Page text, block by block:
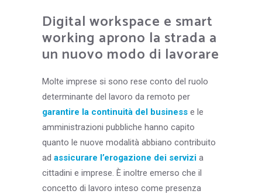
Digital workspace e smart
working aprono la strada a
un nuovo modo di lavorare
Molte imprese si sono rese conto del ruolo
determinante del lavoro da remoto per
garantire la continuità del business e le
amministrazioni pubbliche hanno capito
quanto le nuove modalità abbiano contribuito
ad assicurare l’erogazione dei servizi a
cittadini e imprese. È inoltre emerso che il
concetto di lavoro inteso come presenza